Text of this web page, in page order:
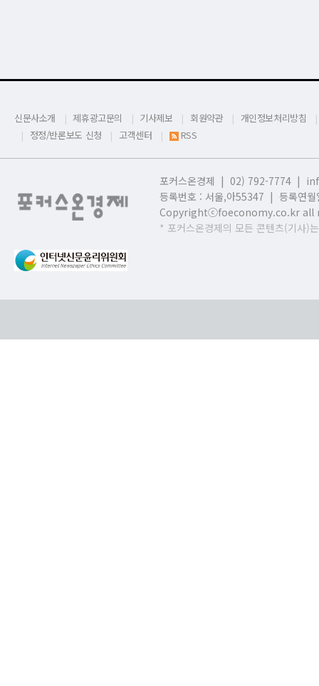
신문사소개 제휴광고문의 기사제보 회원약관
개인정보처리방침
정정/반론보도 신청
고객센터 RSS
포커스온경제 | 02) 792-7774 |
등록번호 : 서울,아55347 | 등록연
Copyrightⓒfoeconomy.co.kr all
* 포커스온경제의 모든 콘텐츠(기사)